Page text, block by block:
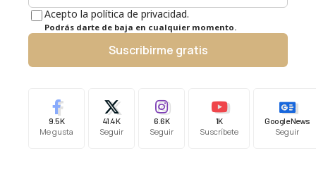
Acepto la política de privacidad.
Podrás darte de baja en cualquier momento.
Suscribirme gratis
9.5K
Me gusta
41.4K
Seguir
6.6K
Seguir
1K
Suscríbete
Google News
Seguir